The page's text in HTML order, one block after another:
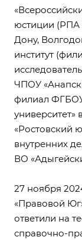
юстиции (РПА
Дону,
институт
ЧПОУ
филиал
«Ростовский
внутренних
ВО
27 ноября
«Правовой
ответили на
справочно-